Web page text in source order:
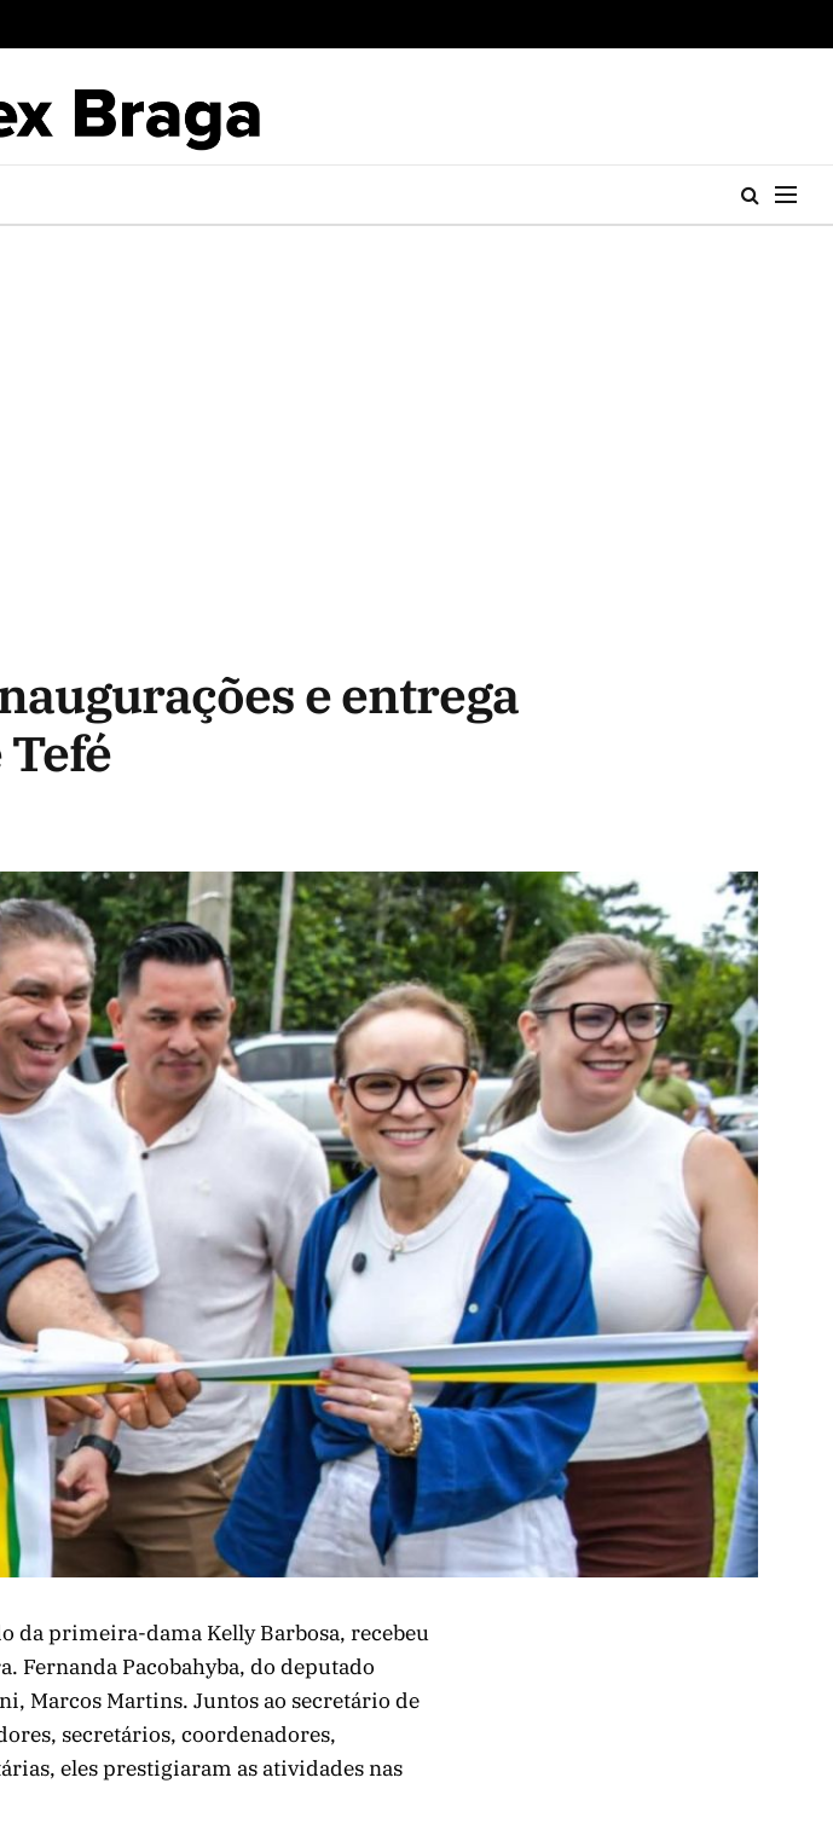
e entrega
da primeira-dama Kelly Barbosa, recebeu
Fernanda Pacobahyba, do deputado
Marcos Martins. Juntos ao secretário de
secretários, coordenadores,
eles prestigiaram as atividades nas